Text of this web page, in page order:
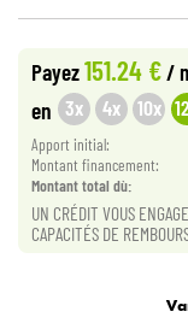
Sets
Payez151.24 €/
en 3x 4x 10x
Apport initial:
Montant financement:
Montant total dù:
UN CRÉDIT VOUS
CAPACITÉS DE